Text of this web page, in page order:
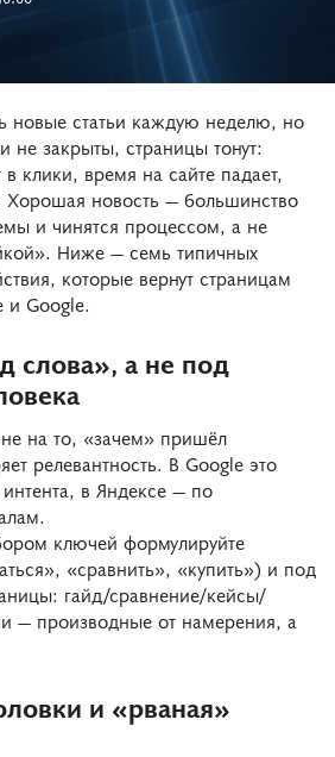
новые статьи каждую неделю, но
не закрыты, страницы тонут:
клики, время на сайте падает,
Хорошая новость — большинство
и чинятся процессом, а не
Ниже — семь типичных
которые вернут страницам
и Google.
слова», а не под
не на то, «зачем» пришёл
релевантность. В Google это
в Яндексе — по
ключей формулируйте
«сравнить», «купить») и под
гайд/сравнение/кейсы/
— производные от намерения, а
и «рваная»